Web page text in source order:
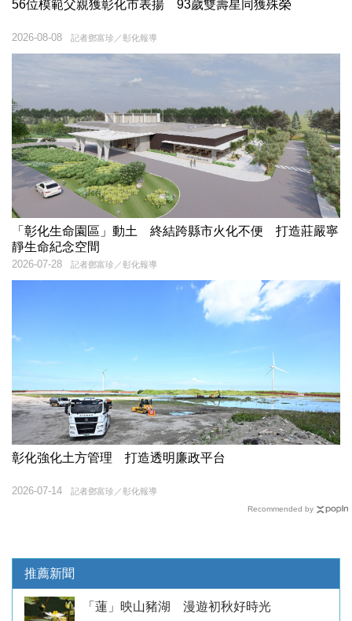
56位模範父親獲彰化市表揚 93歲雙壽星同獲殊榮
記者鄧富珍／彰化報導
2026-08-08
「彰化生命園區」動土 終結跨縣市火化不便 打造莊嚴寧
靜生命紀念空間
記者鄧富珍／彰化報導
2026-07-28
彰化強化土方管理 打造透明廉政平台
記者鄧富珍／彰化報導
2026-07-14
Recommended by
推薦新聞
「蓮」映山豬湖 漫遊初秋好時光